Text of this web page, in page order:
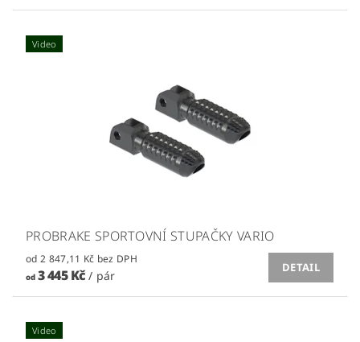
Video
PROBRAKE SPORTOVNÍ STUPAČKY VARIO
od 2 847,11 Kč bez DPH
od3 445 Kč/ pár
DETAIL
Video